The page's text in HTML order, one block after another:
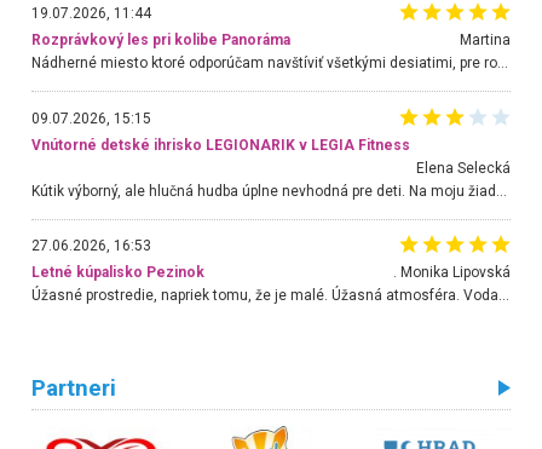
19.07.2026, 11:44
Rozprávkový les pri kolibe Panoráma
Martina
Nádherné miesto ktoré odporúčam navštíviť všetkými desiatimi, pre rodiny s deťmi, dôchodcom... Proste a jednoducho ozaj rozprávkový les.. určite ešte prídeme. Odniesli sme si na pamiatku krásne tričká,
09.07.2026, 15:15
Vnútorné detské ihrisko LEGIONARIK v LEGIA Fitness
Elena Selecká
27.06.2026, 16:53
Letné kúpalisko Pezinok
. Monika Lipovská
Úžasné prostredie, napriek tomu, že je malé. Úžasná atmosféra. Voda fantastická a nádherná. Ľudí je pomerne veľa, ale su mili a ohľaduplní. Je veľmi zaujímavé sledovať, ako dokážu spolu športovať cudzí ľudia a bez ohľadu na vek. Vládne tu pohoda. Vnuka neviem dostať z vody. Ďakujem za krásny deň . Urcite sa sem vrátim. Jediný problém je s parkovaním, ale aj ten sa mi podarilo vyriešiť. Monika Bratislava
Partneri